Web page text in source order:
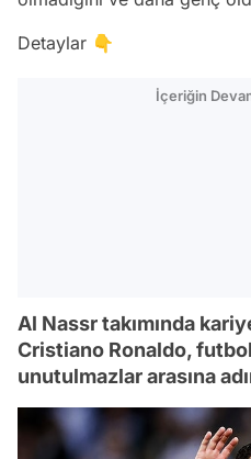
Detaylar 👇
İçeriğin
Al Nassr takımında
Cristiano Ronaldo,
unutulmazlar arasına